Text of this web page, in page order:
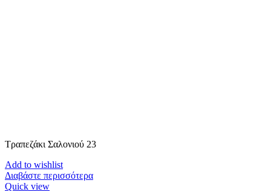
Τραπεζάκι Σαλονιού 23
Add to wishlist
Διαβάστε περισσότερα
Quick view